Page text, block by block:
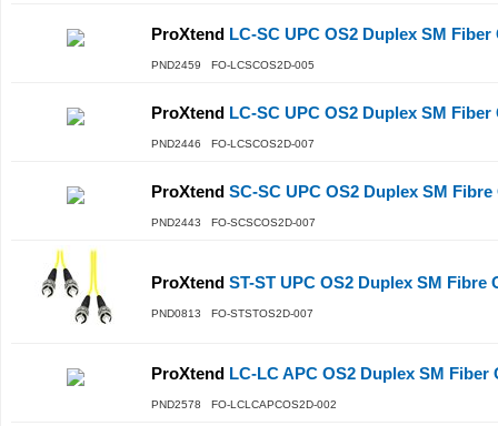
ProXtend LC-SC UPC OS2 Duplex SM Fiber
PND2459 FO-LCSCOS2D-005
ProXtend LC-SC UPC OS2 Duplex SM Fiber
PND2446 FO-LCSCOS2D-007
ProXtend SC-SC UPC OS2 Duplex SM Fibre
PND2443 FO-SCSCOS2D-007
ProXtend ST-ST UPC OS2 Duplex SM Fibre
PND0813 FO-STSTOS2D-007
ProXtend LC-LC APC OS2 Duplex SM Fiber
PND2578 FO-LCLCAPCOS2D-002